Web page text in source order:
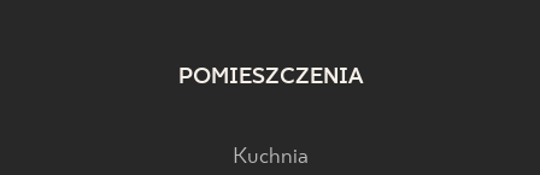
POMIESZCZENIA
Kuchnia